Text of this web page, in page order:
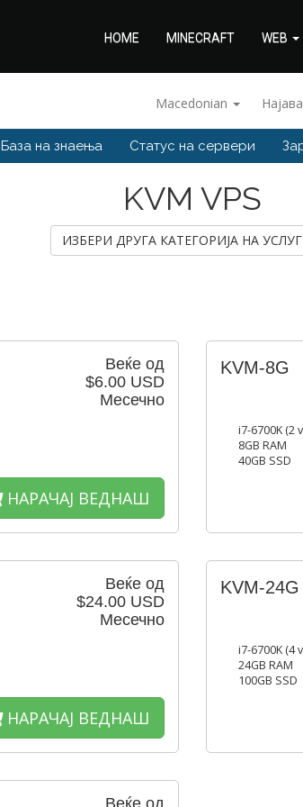
HOME MINECRAFT WEB
Macedonian
База на знаења Статус на сервери
KVM VPS
ИЗБЕРИ ДРУГА КАТЕГОРИЈА НА
Веќе од
$6.00 USD
Месечно
НАРАЧАЈ ВЕДНАШ
KVM-8G
i7-6700K (2
8GB RAM
40GB SSD
Веќе од
$24.00 USD
Месечно
НАРАЧАЈ ВЕДНАШ
KVM-24G
i7-6700K (4
24GB RAM
100GB SSD